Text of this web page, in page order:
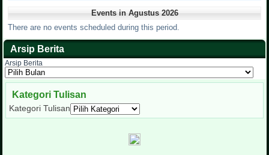
Events in Agustus 2026
There are no events scheduled during this period.
Arsip Berita
Arsip Berita
Kategori Tulisan
Kategori Tulisan